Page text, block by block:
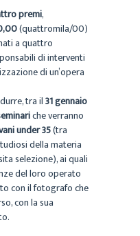
premi,
(quattromila/00)
a quattro
di interventi
di un’opera
tra il31 gennaio
che verranno
under 35(tra
della materia
selezione), ai quali
del loro operato
con il fotografo che
con la sua